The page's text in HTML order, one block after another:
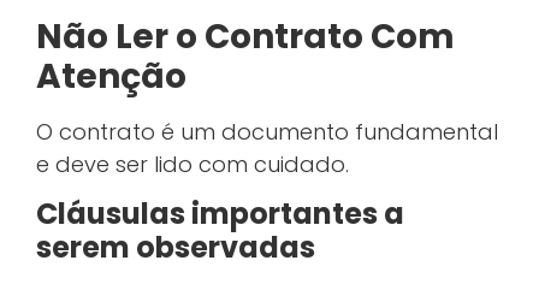
Não Ler o Contrato Com
Atenção
O contrato é um documento fundamental
e deve ser lido com cuidado.
Cláusulas importantes a
serem observadas